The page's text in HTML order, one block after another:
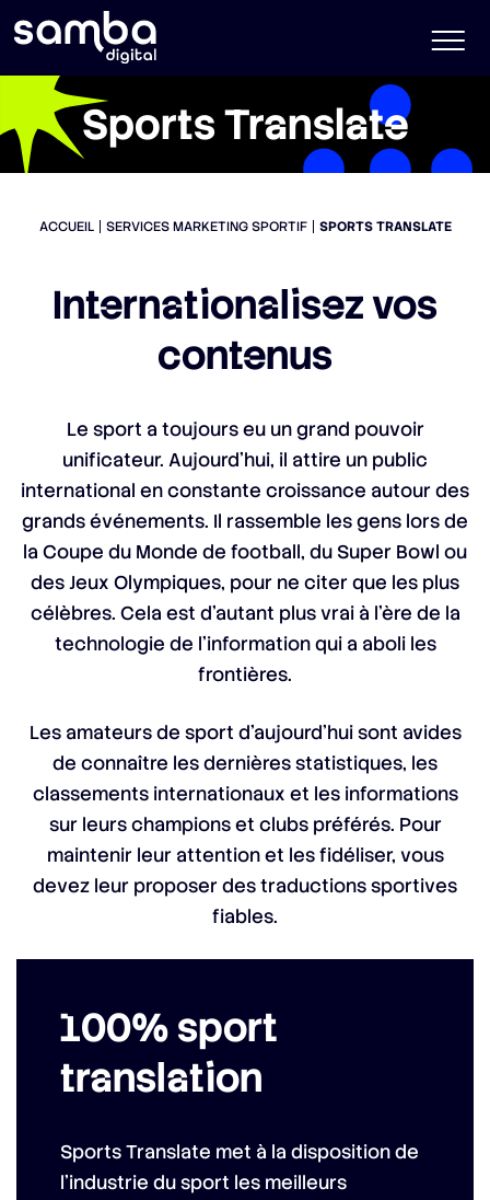
Sports Translate
ACCUEIL SERVICES MARKETING SPORTIF SPORTS TRANSLATE
Internationalisez vos
contenus
Le sport a toujours eu un grand pouvoir
unificateur. Aujourd’hui, il attire un public
international en constante croissance autour des
grands événements. Il rassemble les gens lors de
la Coupe du Monde de football, du Super Bowl ou
des Jeux Olympiques, pour ne citer que les plus
célèbres. Cela est d’autant plus vrai à l’ère de la
technologie de l’information qui a aboli les
frontières.
Les amateurs de sport d’aujourd’hui sont avides
de connaître les dernières statistiques, les
classements internationaux et les informations
sur leurs champions et clubs préférés. Pour
maintenir leur attention et les fidéliser, vous
devez leur proposer des traductions sportives
fiables.
100% sport
translation
Sports Translate met à la disposition de
l’industrie du sport les meilleurs